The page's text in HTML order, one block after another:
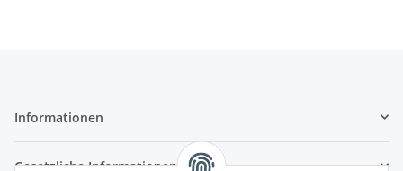
Informationen
Gesetzliche Informationen